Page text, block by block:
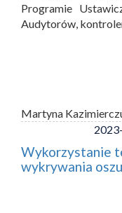
Programie
Audytorów,
Martyna
Wykorzystanie
wykrywania